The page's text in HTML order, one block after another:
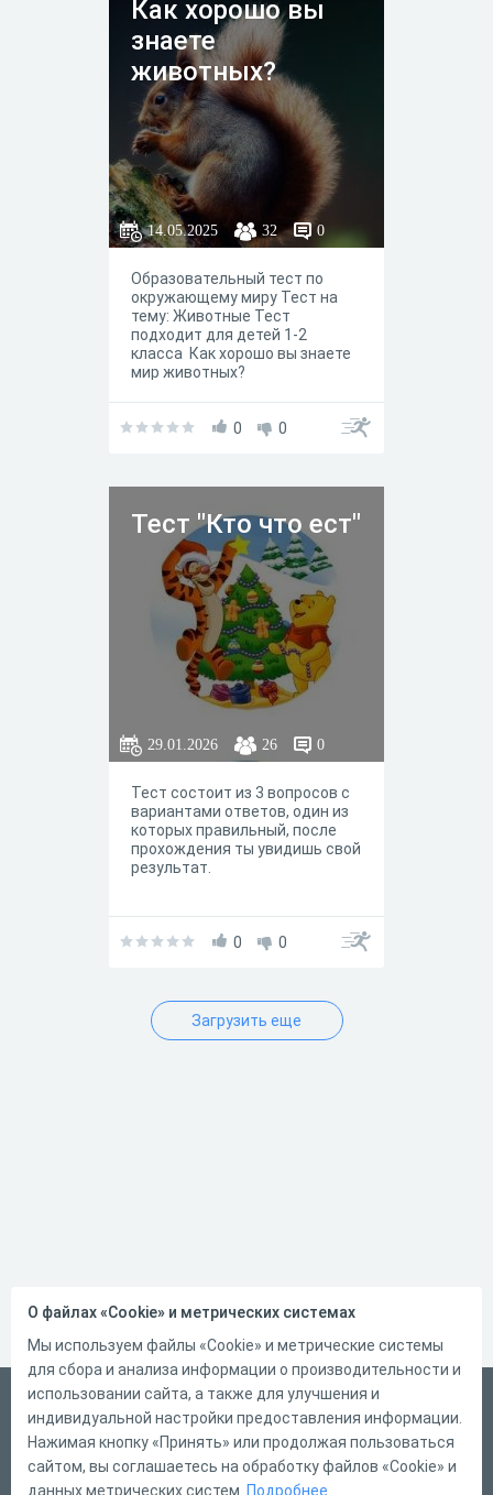
Как хорошо вы
знаете
животных?
14.05.2025 32 0
Образовательный тест по
окружающему миру Тест на
тему: Животные Тест
подходит для детей 1-2
класса Как хорошо вы знаете
мир животных?
0 0
Тест "Кто что ест"
29.01.2026 26 0
Тест состоит из 3 вопросов с
вариантами ответов, один из
которых правильный, после
прохождения ты увидишь свой
результат.
0 0
Загрузить еще
Русский
Справка
Форма обратной связи
О файлах «Cookie» и метрических системах
Мы используем файлы «Cookie» и метрические системы
для сбора и анализа информации о производительности и
использовании сайта, а также для улучшения и
индивидуальной настройки предоставления информации.
Нажимая кнопку «Принять» или продолжая пользоваться
сайтом, вы соглашаетесь на обработку файлов «Cookie» и
данных метрических систем. Подробнее